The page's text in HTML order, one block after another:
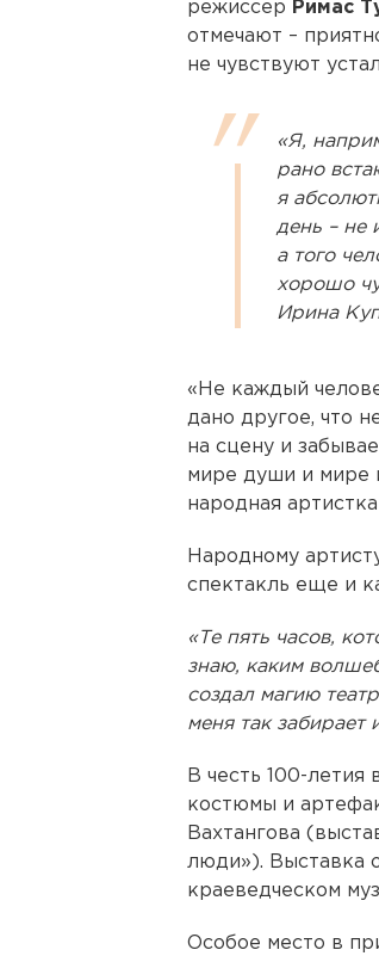
режиссер Римас
отмечают –
не чувствуют
«Я,
рано
я
день – не
а того
хорошо
Ирина
«Не каждый
дано другое, что
на сцену и
мире души и мире
народная
Народному
спектакль еще и
«Те пять часов,
знаю, каким
создал магию
меня так забирает
В честь 100-
костюмы и
Вахтангова
люди»). Выставка
краеведческом
Особое место в